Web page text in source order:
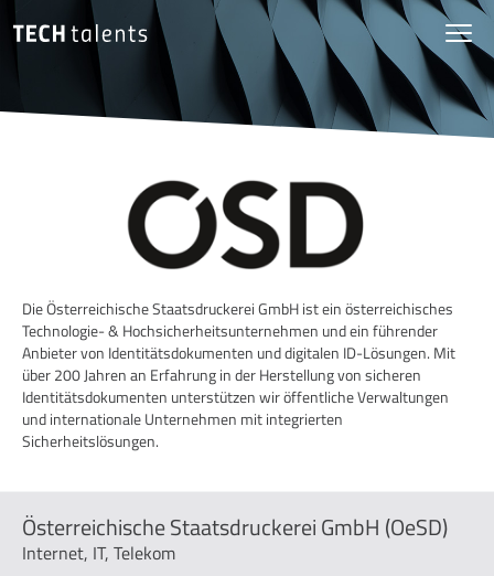
Die Österreichische Staatsdruckerei GmbH ist ein österreichisches
Technologie- & Hochsicherheits­unternehmen und ein führender
Anbieter von Identitätsdokumenten und digitalen ID-Lösungen. Mit
über 200 Jahren an Erfahrung in der Herstellung von sicheren
Identitäts­dokumenten unterstützen wir öffentliche Verwaltungen
und internationale Unternehmen mit integrierten
Sicherheitslösungen.
Österreichische Staatsdruckerei GmbH (OeSD)
Internet, IT, Telekom